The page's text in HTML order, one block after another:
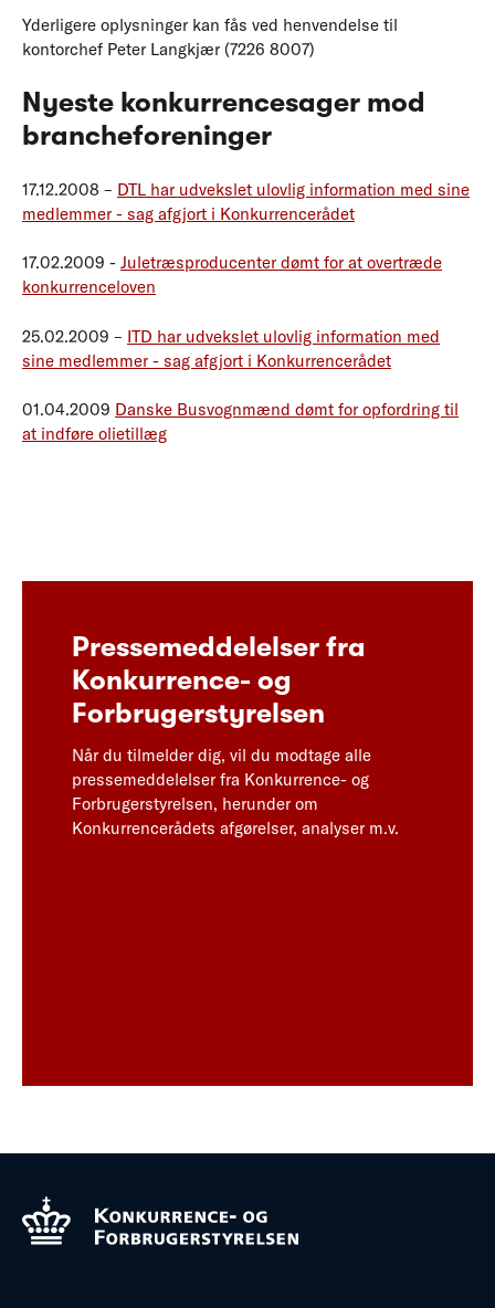
Yderligere oplysninger kan fås ved henvendelse til
kontorchef Peter Langkjær (7226 8007)
Nyeste konkurrencesager mod
brancheforeninger
17.12.2008 – DTL har udvekslet ulovlig information med sine
medlemmer - sag afgjort i Konkurrencerådet
17.02.2009 - Juletræsproducenter dømt for at overtræde
konkurrenceloven
25.02.2009 – ITD har udvekslet ulovlig information med
sine medlemmer - sag afgjort i Konkurrencerådet
01.04.2009 Danske Busvognmænd dømt for opfordring til
at indføre olietillæg
Pressemeddelelser fra
Konkurrence- og
Forbrugerstyrelsen
Når du tilmelder dig, vil du modtage alle
pressemeddelelser fra Konkurrence- og
Forbrugerstyrelsen, herunder om
Konkurrencerådets afgørelser, analyser m.v.